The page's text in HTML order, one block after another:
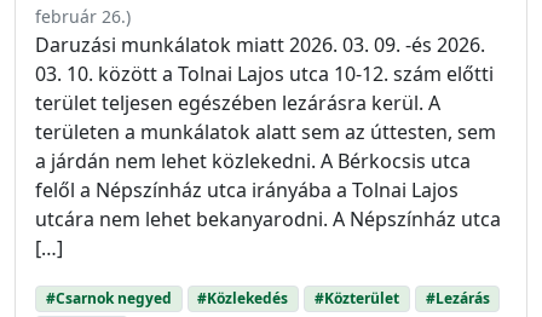
február 26.)
Daruzási munkálatok miatt 2026. 03. 09. -és 2026.
03. 10. között a Tolnai Lajos utca 10-12. szám előtti
terület teljesen egészében lezárásra kerül. A
területen a munkálatok alatt sem az úttesten, sem
a járdán nem lehet közlekedni. A Bérkocsis utca
felől a Népszínház utca irányába a Tolnai Lajos
utcára nem lehet bekanyarodni. A Népszínház utca
[…]
#Csarnok negyed #Közlekedés #Közterület
#Lezárás